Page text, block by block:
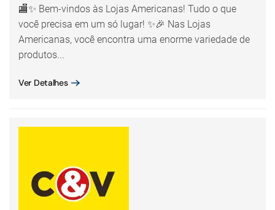
🏬✨ Bem-vindos às Lojas Americanas! Tudo o que
você precisa em um só lugar! ✨🎉 Nas Lojas
Americanas, você encontra uma enorme variedade de
produtos...
Ver Detalhes